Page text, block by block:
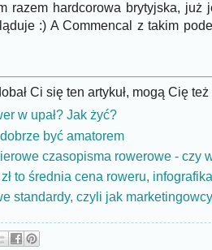
razem hardcorowa brytyjska,
:) A Commencal z takim
Ci się ten artykuł, mogą Cię
w upał? Jak żyć?
być amatorem
czasopisma rowerowe - czy
to średnia cena roweru,
standardy, czyli jak